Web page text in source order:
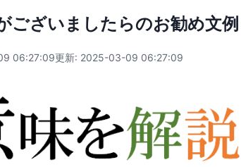
ございましたらのお勧め文
06:27:09更新: 2025-03-09 06:27:09